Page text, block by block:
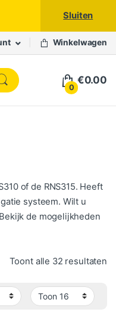
Sluiten
Winkelwagen
0
€0.00
of de RNS315. Heeft
systeem. Wilt u
de mogelijkheden
Toont alle 32 resultaten